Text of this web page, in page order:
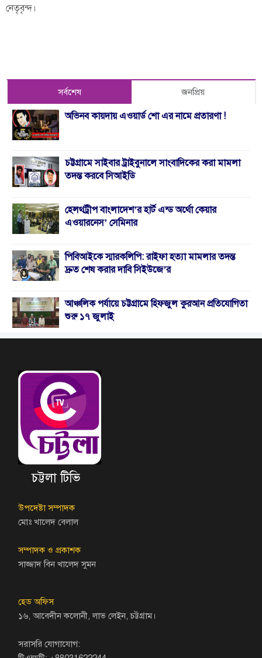
নেতৃবৃন্দ।
সর্বশেষ জনপ্রিয়
অভিনব কায়দায় এওয়ার্ড শো এর নামে প্রতারণা !
চট্টগ্রামে সাইবার ট্রাইবুনালে সাংবাদিকের করা মামলা
তদন্ত করবে সিআইডি
হেলথট্রীপ বাংলাদেশ’র হার্ট এন্ড অর্থো কেয়ার
এওয়ারনেস’ সেমিনার
পিবিআইকে স্মারকলিপি: রাইফা হত্যা মামলার তদন্ত
দ্রুত শেষ করার দাবি সিইউজে’র
আঞ্চলিক পর্যায়ে চট্টগ্রামে হিফজুল কুরআন প্রতিযোগিতা
শুরু ১৭ জুলাই
চট্টলা টিভি
উপদেষ্টা সম্পাদক
মোঃ খালেদ বেলাল
সম্পাদক ও প্রকাশক
সাজ্জাদ বিন খালেদ সুমন
হেড অফিস
১৬, আবেদীন কলোনী, লাভ লেইন, চট্টগ্রাম।
সরাসরি যোগাযোগ: